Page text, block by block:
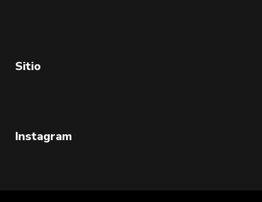
Sitio
Instagram